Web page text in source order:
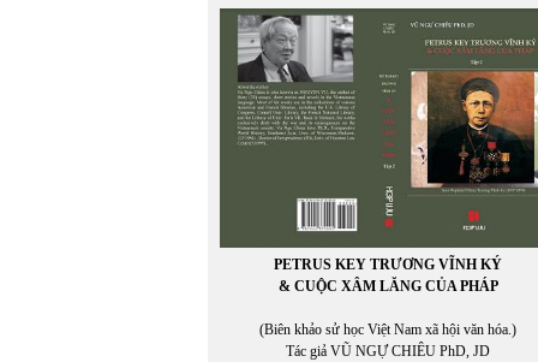
PHẠM HỒNG SƠN
Phạm Mạnh Hào chuyển ngữ
PHẠM NGỌC CẢNH NAM
PHẠM NGỌC LƯƠNG
Phạm Phú Cường (chuyển ngữ)
Phạm Phương
PHẠM QUANG TRUNG
PHẠM THANH NGHIÊN
Phạm Tử Văn
PHẠM TUYỀN
PHẠM VŨ THỊNH
PHẠM VŨ THỊNH chuyển ngữ
PETRUS KEY TRƯƠNG VĨNH KÝ
& CUỘC XÂM LĂNG CỦA PHÁP
(Biên khảo sử học Việt Nam xã hội văn hóa.)
Tác giả VŨ NGỰ CHIÊU PhD, JD